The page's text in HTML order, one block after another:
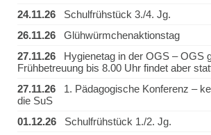
24.11.26 Schulfrühstück 3./4. Jg.
26.11.26 Glühwürmchenaktionstag
27.11.26 Hygienetag in der OGS – OGS
Frühbetreuung bis 8.00 Uhr findet aber
27.11.26 1. Pädagogische Konferenz –
die SuS
01.12.26 Schulfrühstück 1./2. Jg.